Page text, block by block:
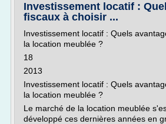
Investissement locatif :
fiscaux à choisir ...
Investissement locatif : Quels
la location meublée ?
18
2013
Investissement locatif : Quels
la location meublée ?
Le marché de la location meublée
développé ces dernières années en